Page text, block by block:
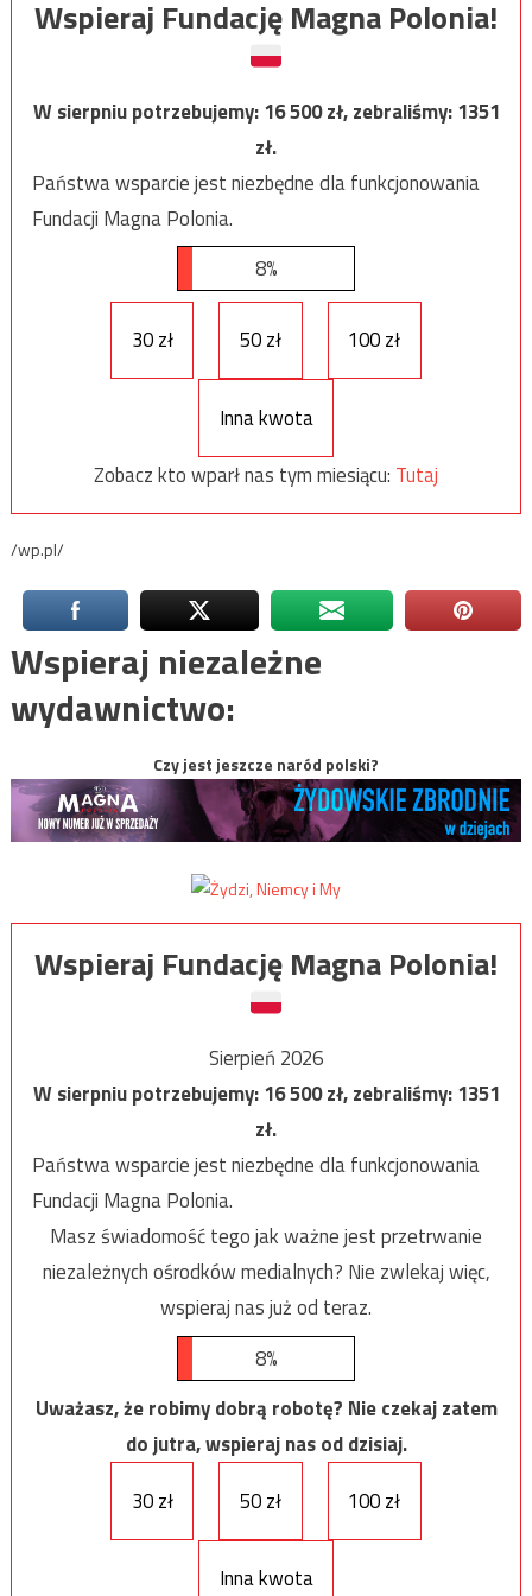
Wspieraj Fundację Magna Polonia!
W sierpniu potrzebujemy:16 500zł, zebraliśmy:1351
zł.
Państwa wsparcie jest niezbędne dla funkcjonowania
Fundacji Magna Polonia.
8%
30 zł 50 zł 100 zł
Inna kwota
Zobacz kto wparł nas tym miesiącu: Tutaj
/wp.pl/
Wspieraj niezależne
wydawnictwo:
Czy jest jeszcze naród polski?
Wspieraj Fundację Magna Polonia!
Sierpień 2026
W sierpniu potrzebujemy:16 500zł, zebraliśmy:1351
zł.
Państwa wsparcie jest niezbędne dla funkcjonowania
Fundacji Magna Polonia.
Masz świadomość tego jak ważne jest przetrwanie
niezależnych ośrodków medialnych? Nie zwlekaj więc,
wspieraj nas już od teraz.
8%
Uważasz, że robimy dobrą robotę? Nie czekaj zatem
do jutra, wspieraj nas od dzisiaj.
30 zł
50 zł 100 zł
Inna kwota